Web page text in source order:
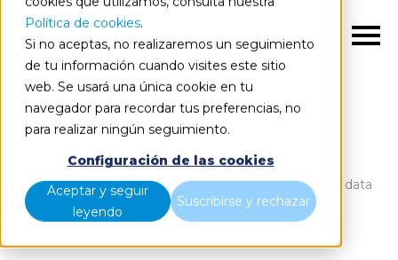
Política de cookies.
Si no aceptas, no realizaremos un seguimiento
de tu información cuando visites este sitio
web. Se usará una única cookie en tu
navegador para recordar tus preferencias, no
para realizar ningún seguimiento.
Configuración de las cookies
Aceptar y seguir
leyendo
Suscribirse y rechazar
ES
Infraestructura cloud: ¿data warehouse, data lake o data
lakehouse?